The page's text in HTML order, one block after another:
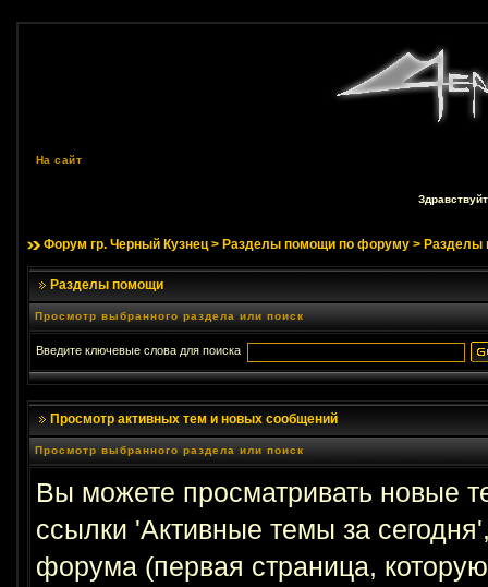
На сайт
Форум гр. Черный Кузнец> Разделы помощи по форуму> Разделы
Разделы помощи
Просмотр выбранного раздела или поиск
Введите ключевые слова для поиска
Просмотр активных тем и новых сообщений
Просмотр выбранного раздела или поиск
Вы можете просматривать новые
ссылки 'Активные темы за
форума (первая страница,